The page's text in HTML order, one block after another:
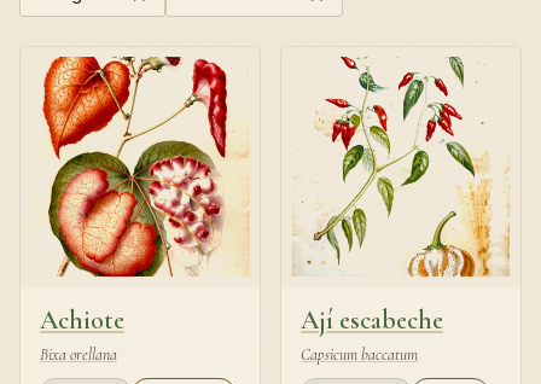
Achiote
Bixa orellana
Ají escabeche
Capsicum baccatum